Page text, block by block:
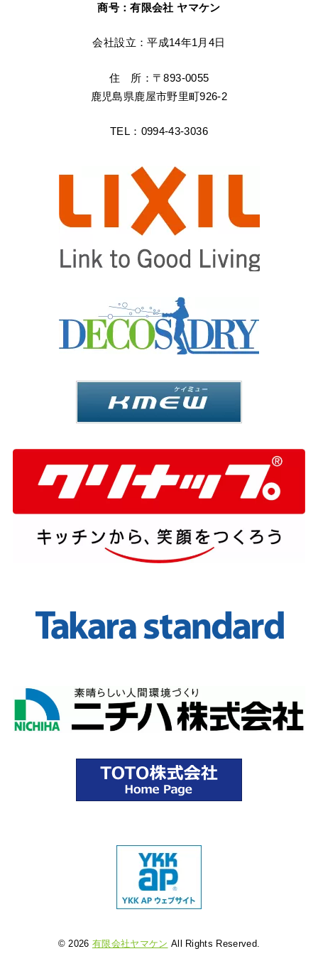
商号：有限会社 ヤマケン
会社設立：平成14年1月4日
住 所：〒893-0055
鹿児島県鹿屋市野里町926-2
TEL：0994-43-3036
© 2026 有限会社ヤマケン All Rights Reserved.